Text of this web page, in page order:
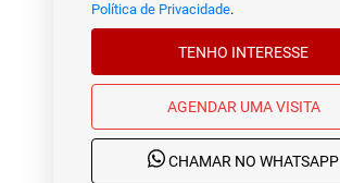
Política de Privacidade.
TENHO INTERESSE
AGENDAR UMA VISITA
CHAMAR NO WHATSAPP